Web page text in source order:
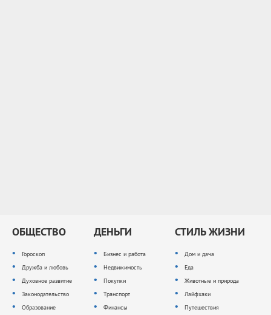
ОБЩЕСТВО
Гороскоп
Дружба и любовь
Духовное развитие
Законодательство
Образование
ДЕНЬГИ
Бизнес и работа
Недвижимость
Покупки
Транспорт
Финансы
СТИЛЬ ЖИЗНИ
Дом и дача
Еда
Животные и природа
Лайфхаки
Путешествия